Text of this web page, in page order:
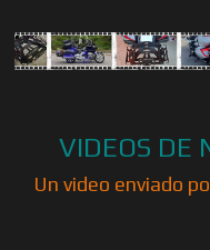
VIDEOS DE
Un video enviado